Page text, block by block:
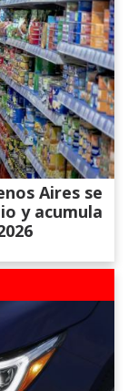
Aires se
y acumula